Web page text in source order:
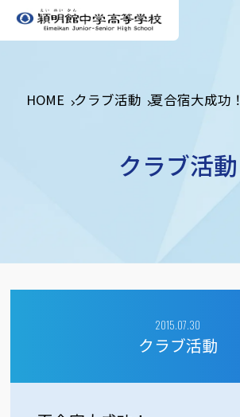
HOME クラブ活動 夏合宿大成功！
クラブ活動
2015.07.30
クラブ活動